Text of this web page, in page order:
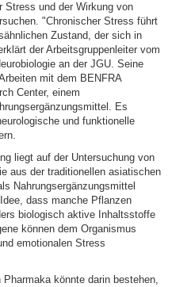
Stress und der Wirkung von
"Chronischer Stress führt
Zustand, der sich in
der Arbeitsgruppenleiter vom
an der JGU. Seine
mit dem BENFRA
Center, einem
Es
und funktionelle
liegt auf der Untersuchung von
aus der traditionellen asiatischen
Nahrungsergänzungsmittel
dass manche Pflanzen
biologisch aktive Inhaltsstoffe
können dem Organismus
emotionalen Stress
könnte darin bestehen,